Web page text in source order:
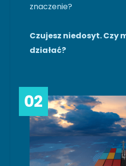
znaczenie?
Czujesz niedosyt. Czy
działać?
02